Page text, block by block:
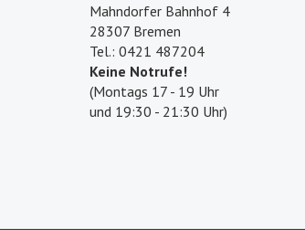
Mahndorfer Bahnhof 4
28307 Bremen
Tel.: 0421 487204
Keine Notrufe!
(Montags 17 - 19 Uhr
und 19:30 - 21:30 Uhr)